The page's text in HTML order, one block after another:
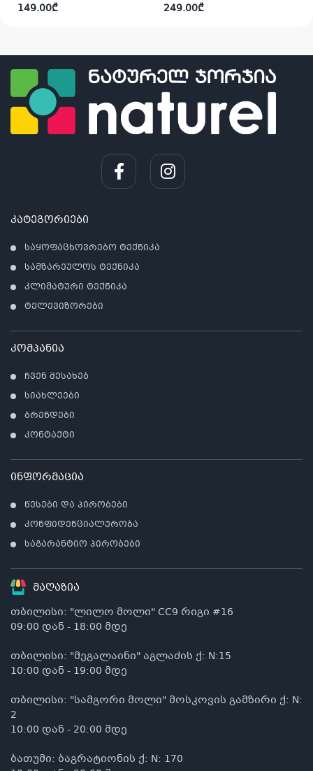
149.00₾ 249.00₾
კატეგორიები
საყოფაცხოვრებო ტექნიკა
სამზარეულოს ტექნიკა
კლიმატური ტექნიკა
ტელევიზორები
კომპანია
ჩვენ შესახებ
სიახლეები
ბრენდები
კონტაქტი
ინფორმაცია
წესები და პირობები
კონფიდენციალურობა
საგარანტიო პირობები
მაღაზია
თბილისი: "ლილო მოლი" CC9 რიგი #16
09:00 დან - 18:00 მდე
თბილისი: "მეგალაინი" აგლაძის ქ: N:15
10:00 დან - 19:00 მდე
თბილისი: "სამგორი მოლი" მოსკოვის გამზირი ქ: N:
2
10:00 დან - 20:00 მდე
ბათუმი: ბაგრატიონის ქ: N: 170